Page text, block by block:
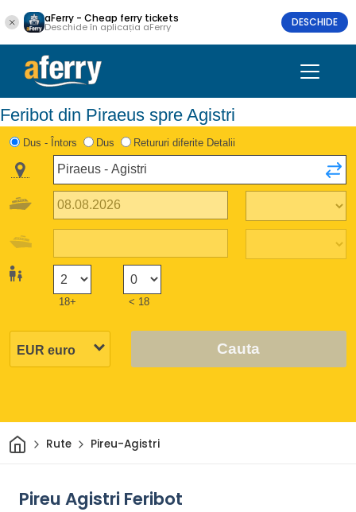
aFerry - Cheap ferry tickets
Deschide în aplicația aFerry DESCHIDE
Feribot din Piraeus spre Agistri
Dus - Întors Dus Retururi diferite Detalii
18+ < 18
Cauta
AcasăRute Pireu-Agistri
Pireu Agistri Feribot